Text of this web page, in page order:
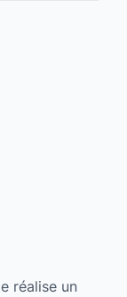
réalise un